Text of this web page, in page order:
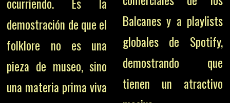
ocurriendo. Es la
demostración de que el
folklore no es una
pieza de museo, sino
una materia prima viva
Balcanes y a playlists
globales de Spotify,
demostrando que
tienen un atractivo